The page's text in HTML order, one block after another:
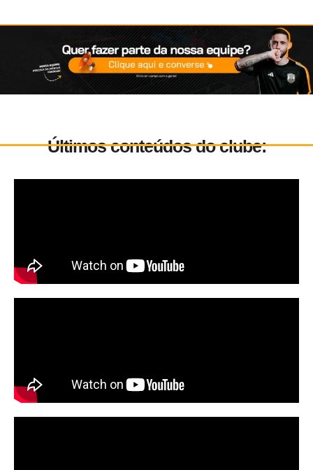
Últimos conteúdos do clube: